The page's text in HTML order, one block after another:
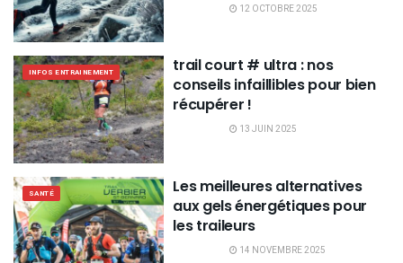
12 OCTOBRE 2025
INFOS ENTRAINEMENT
trail court # ultra : nos
conseils infaillibles pour bien
récupérer !
13 JUIN 2025
SANTÉ
Les meilleures alternatives
aux gels énergétiques pour
les traileurs
14 NOVEMBRE 2025